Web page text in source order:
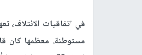
مستوطنة. معظمها كان